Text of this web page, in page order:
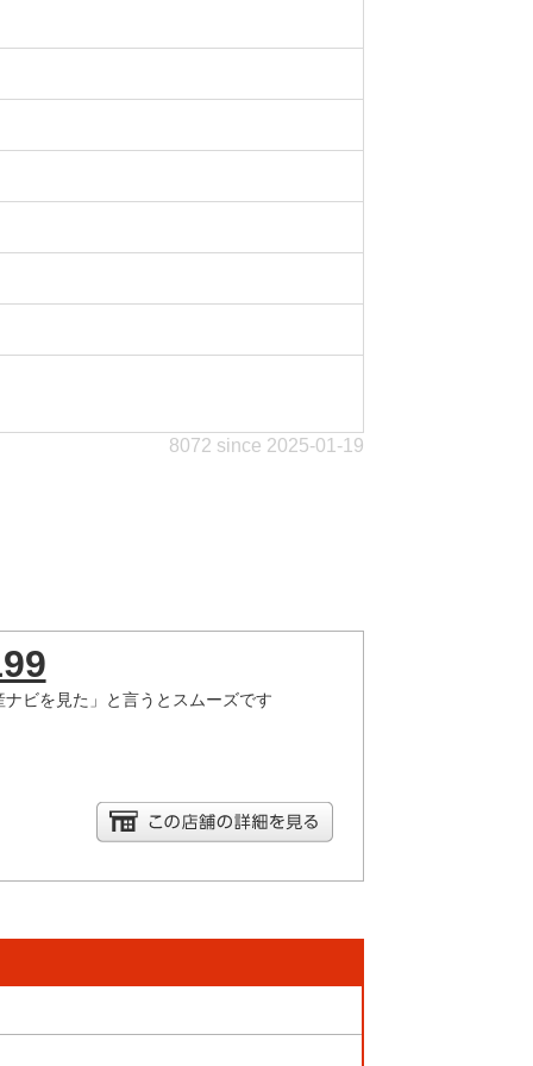
8072 since 2025-01-19
ビを見た」と言うとスムーズです